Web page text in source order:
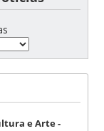
e Arte -